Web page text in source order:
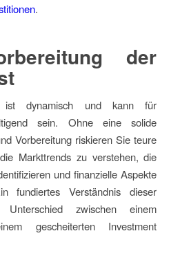
.
der
ist dynamisch und kann für
sein. Ohne eine solide
Vorbereitung riskieren Sie teure
Markttrends zu verstehen, die
und finanzielle Aspekte
fundiertes Verständnis dieser
zwischen einem
gescheiterten Investment